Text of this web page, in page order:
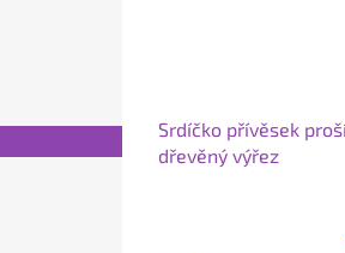
Srdíčko přívěsek
dřevěný výřez